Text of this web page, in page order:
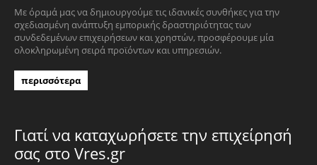
Με όραμά μας να δημιουργούμε τις ιδανικές συνθήκες για την
σχεδιασμένη ανάπτυξη εμπορικής δραστηριότητας των
συνδεδεμένων επιχειρήσεων και χρηστών, προσφέρουμε μία
ολοκληρωμένη σειρά προϊόντων και υπηρεσιών.
περισσότερα
Γιατί να καταχωρήσετε την επιχείρησή
σας στο Vres.gr